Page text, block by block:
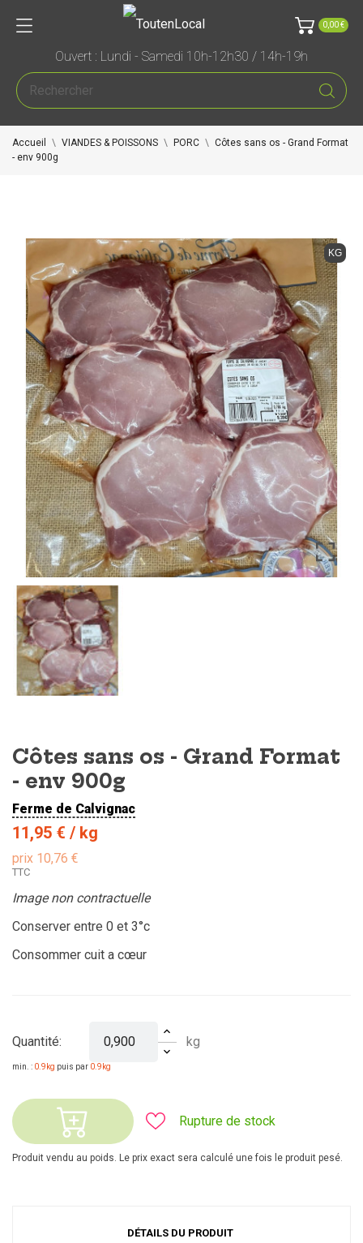
0,00 €
Ouvert : Lundi - Samedi 10h-12h30 / 14h-19h
Accueil VIANDES & POISSONS PORC
Côtes sans os - Grand Format
- env 900g
KG
Côtes sans os - Grand Format
- env 900g
Ferme de Calvignac
11,95 € / kg
prix 10,76 €
TTC
Image non contractuelle
Conserver entre 0 et 3°c
Consommer cuit a cœur
Quantité: kg
min. : 0.9kg puis par 0.9kg
Rupture de stock
Produit vendu au poids. Le prix exact sera calculé une fois le produit pesé.
DÉTAILS DU PRODUIT